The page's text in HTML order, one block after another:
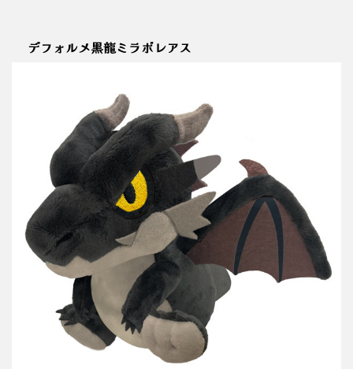
デフォルメ黒龍ミラボレアス